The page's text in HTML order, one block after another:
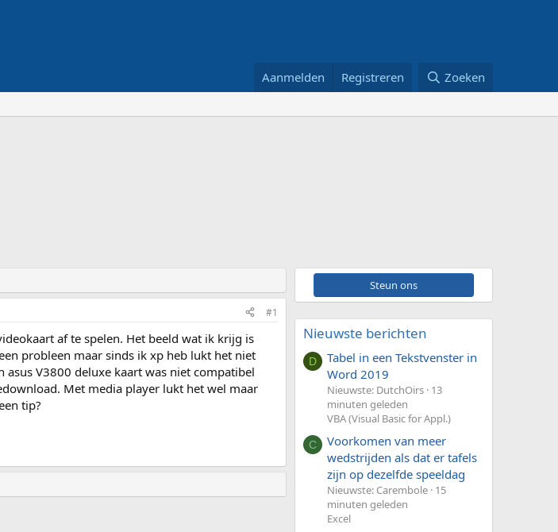
Aanmelden Registreren Zoeken
#1
af te spelen. Het beeld wat ik krijg is
probleen maar sinds ik xp heb lukt het niet
V3800 deluxe kaart was niet compatibel
Met media player lukt het wel maar
tip?
Steun ons
Nieuwste berichten
D
Tabel in een Tekstvenster in
Word 2019
Nieuwste: DutchOirs 13
minuten geleden
VBA (Visual Basic for Appl.)
C
Voorkomen van meer
wedstrijden als dat er tafels
zijn op dezelfde speeldag
Nieuwste: Carembole 15
minuten geleden
Excel